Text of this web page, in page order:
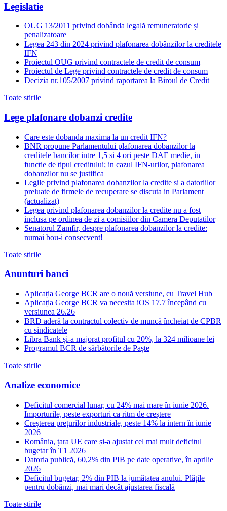
Legislatie
OUG 13/2011 privind dobânda legală remuneratorie și
penalizatoare
Legea 243 din 2024 privind plafonarea dobânzilor la creditele
IFN
Proiectul OUG privind contractele de credit de consum
Proiectul de Lege privind contractele de credit de consum
Decizia nr.105/2007 privind raportarea la Biroul de Credit
Toate stirile
Lege plafonare dobanzi credite
Care este dobanda maxima la un credit IFN?
BNR propune Parlamentului plafonarea dobanzilor la
creditele bancilor intre 1,5 si 4 ori peste DAE medie, in
functie de tipul creditului; in cazul IFN-urilor, plafonarea
dobanzilor nu se justifica
Legile privind plafonarea dobanzilor la credite si a datoriilor
preluate de firmele de recuperare se discuta in Parlament
(actualizat)
Legea privind plafonarea dobanzilor la credite nu a fost
inclusa pe ordinea de zi a comisiilor din Camera Deputatilor
Senatorul Zamfir, despre plafonarea dobanzilor la credite:
numai bou-i consecvent!
Toate stirile
Anunturi banci
Aplicația George BCR are o nouă versiune, cu Travel Hub
Aplicația George BCR va necesita iOS 17.7 începând cu
versiunea 26.26
BRD aderă la contractul colectiv de muncă încheiat de CPBR
cu sindicatele
Libra Bank și-a majorat profitul cu 20%, la 324 milioane lei
Programul BCR de sărbătorile de Paște
Toate stirile
Analize economice
Deficitul comercial lunar, cu 24% mai mare în iunie 2026.
Importurile, peste exporturi ca ritm de creștere
Creșterea prețurilor industriale, peste 14% la intern în iunie
2026
România, țara UE care și-a ajustat cel mai mult deficitul
bugetar în T1 2026
Datoria publică, 60,2% din PIB pe date operative, în aprilie
2026
Deficitul bugetar, 2% din PIB la jumătatea anului. Plățile
pentru dobânzi, mai mari decât ajustarea fiscală
Toate stirile